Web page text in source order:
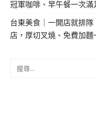
冠軍咖啡、早午餐一次滿
台東美食｜一開店就排
店，厚切叉燒、免費加麵